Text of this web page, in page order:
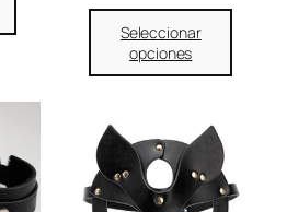
Seleccionar
opciones